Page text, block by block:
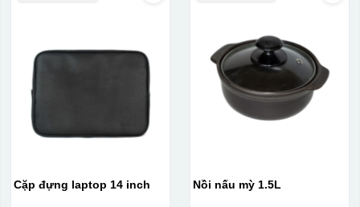
Cặp đựng laptop 14 inch Nồi nấu mỳ 1.5L